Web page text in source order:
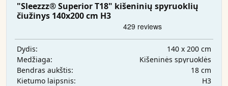
"Sleezzz® Superior T18" kišeninių spyruoklių
čiužinys 140x200 cm H3
Dydis:
140 x 200 cm
Medžiaga:
Kišeninės spyruoklės
Bendras aukštis:
18 cm
Kietumo laipsnis:
H3